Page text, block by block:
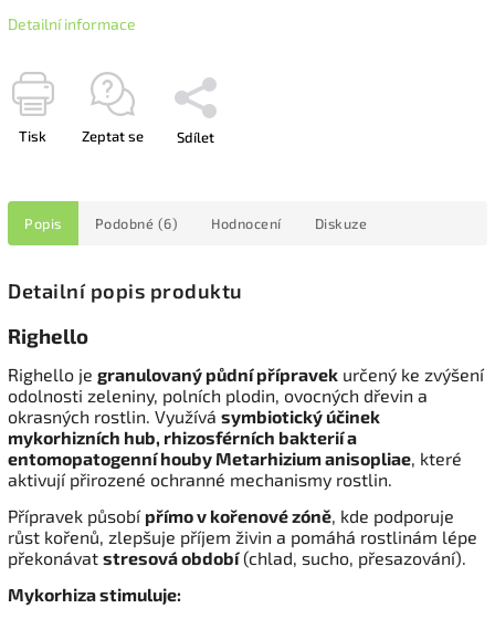
Detailní informace
Tisk Zeptat se Sdílet
Popis Podobné (6) Hodnocení Diskuze
Detailní popis produktu
Righello
Righello je granulovaný půdní přípravek určený ke zvýšení
odolnosti zeleniny, polních plodin, ovocných dřevin a
okrasných rostlin. Využívá symbiotický účinek
mykorhizních hub, rhizosférních bakterií a
entomopatogenní houby Metarhizium anisopliae, které
aktivují přirozené ochranné mechanismy rostlin.
Přípravek působí přímo v kořenové zóně, kde podporuje
růst kořenů, zlepšuje příjem živin a pomáhá rostlinám lépe
překonávat stresová období(chlad, sucho, přesazování).
Mykorhiza stimuluje: